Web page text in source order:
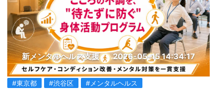
新メンタルヘルス支援 2026-05-15 14:34:17
#東京都 #渋谷区
#メンタルヘルス